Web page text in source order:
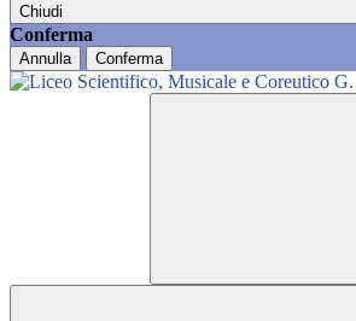
Chiudi
Conferma
Annulla Conferma